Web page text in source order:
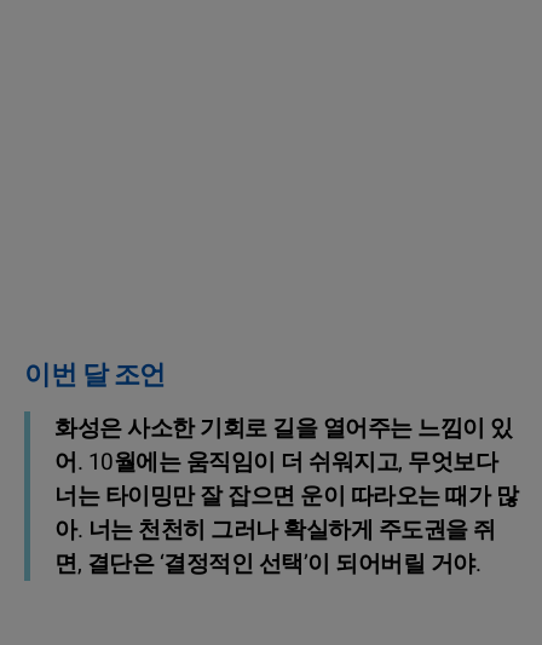
이번 달 조언
화성은 사소한 기회로 길을 열어주는 느낌이 있
어. 10월에는 움직임이 더 쉬워지고, 무엇보다
너는 타이밍만 잘 잡으면 운이 따라오는 때가 많
아. 너는 천천히 그러나 확실하게 주도권을 쥐
면, 결단은 ‘결정적인 선택’이 되어버릴 거야.